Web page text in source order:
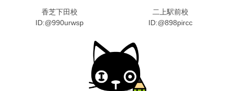
香芝下田校
ID:@990urwsp
二上駅前校
ID:@898pircc